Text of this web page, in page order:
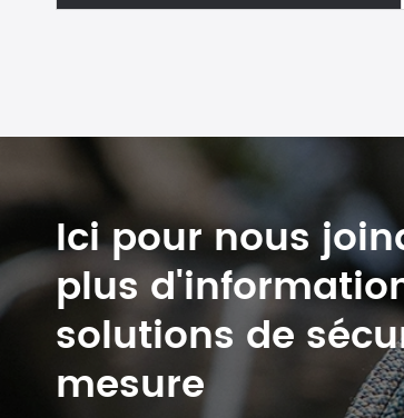
Ici pour nous
plus
solutions de
mesure